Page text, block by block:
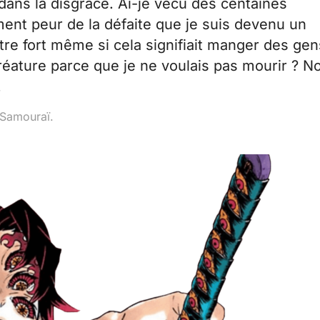
la disgrâce. Ai-je vécu des centaines
peur de la défaite que je suis devenu un
fort même si cela signifiait manger des
parce que je ne voulais pas mourir ?